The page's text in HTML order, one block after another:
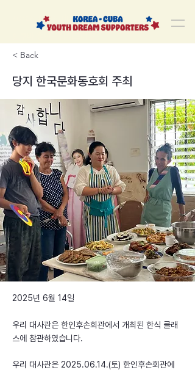
korea-cuba-dream
< Back
당지 한국문화동호회 주최
2025년 6월 14일
우리 대사관은 한인후손회관에서 개최된 한식 클래
스에 참관하였습니다.
우리 대사관은 2025.06.14.(토) 한인후손회관에